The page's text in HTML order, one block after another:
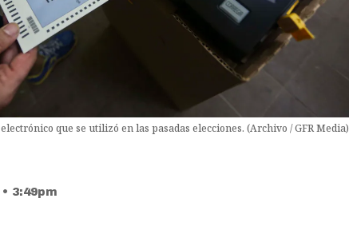
que se utilizó en las pasadas elecciones. (Archivo / GFR Media)
3:49pm